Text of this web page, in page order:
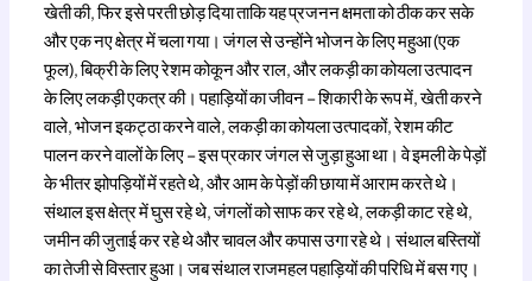
खेती की, फिर इसे परती छोड़ दिया ताकि यह प्रजनन क्षमता को ठीक कर सके
और एक नए क्षेत्र में चला गया। जंगल से उन्होंने भोजन के लिए महुआ (एक
फूल), बिक्री के लिए रेशम कोकून और राल, और लकड़ी का कोयला उत्पादन
के लिए लकड़ी एकत्र की। पहाड़ियों का जीवन – शिकारी के रूप में, खेती करने
वाले, भोजन इकट्ठा करने वाले, लकड़ी का कोयला उत्पादकों, रेशम कीट
पालन करने वालों के लिए – इस प्रकार जंगल से जुड़ा हुआ था। वे इमली के पेड़ों
के भीतर झोपड़ियों में रहते थे, और आम के पेड़ों की छाया में आराम करते थे।
संथाल इस क्षेत्र में घुस रहे थे, जंगलों को साफ कर रहे थे, लकड़ी काट रहे थे,
जमीन की जुताई कर रहे थे और चावल और कपास उगा रहे थे। संथाल बस्तियों
का तेजी से विस्तार हुआ। जब संथाल राजमहल पहाड़ियों की परिधि में बस गए।